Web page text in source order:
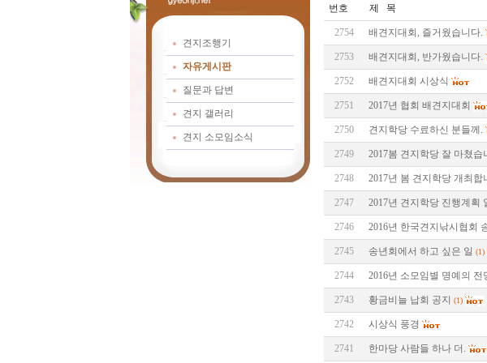
견지조행기
자유게시판
질문과 답변
견지 갤러리
견지 소모임소식
번호 제 목
2754 배견지대회, 즐거웠습니다.
2753 배견지대회, 반가웠습니다.
2752 배견지대회 시상식
2751 2017년 협회 배견지대회
2750 견지학당 수료하신 분들께.
2749 2017봄 견지학당 잘 마쳤습
2748 2017년 봄 견지학당 개최합
2747 2017년 견지학당 진행계획
2746 2016년 한국견지낚시협회
2745 송년회에서 하고 싶은 일 (1)
2744 2016년 소모임별 명예의 전
2743 황금비늘 납회 공지 (1)
2742 시상식 풍경
2741 한마당 사람들 하나 더.